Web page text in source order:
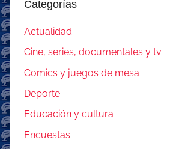
Categorías
Actualidad
Cine, series, documentales y tv
Comics y juegos de mesa
Deporte
Educación y cultura
Encuestas